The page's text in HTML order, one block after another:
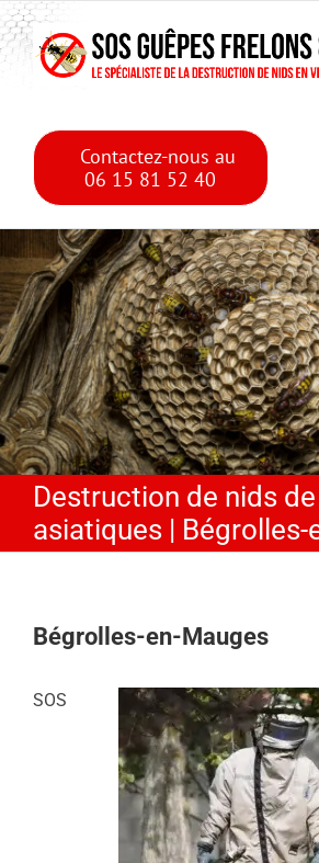
Skip to main content
Skip
to
content
Contactez-nous au
06 15 81 52 40
Destruction de nids
asiatiques | Bégrolles-
Bégrolles-en-Mauges
SOS